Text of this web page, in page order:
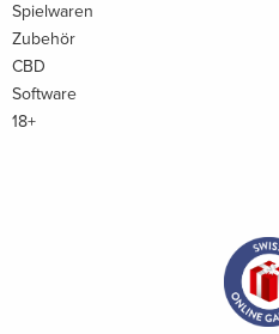
Spielwaren
Zubehör
CBD
Software
18+